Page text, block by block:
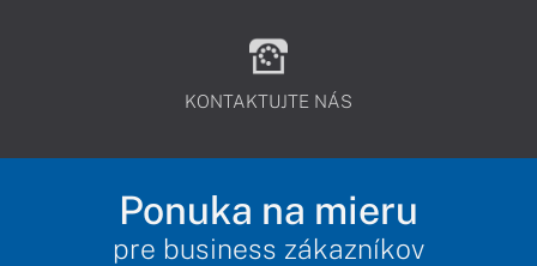
KONTAKTUJTE NÁS
Ponuka na mieru
pre business zákazníkov